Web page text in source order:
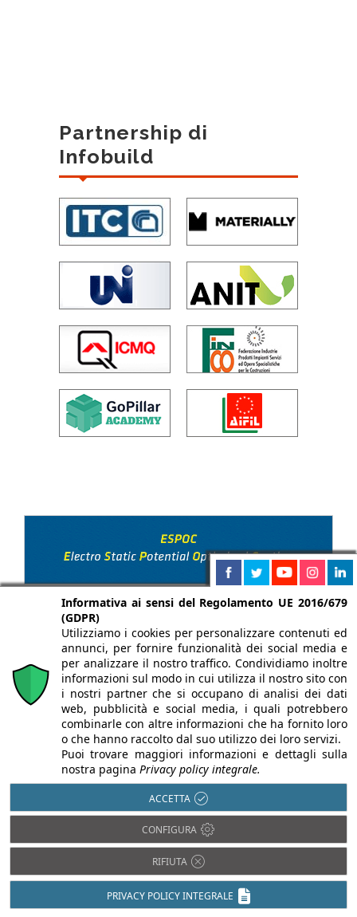
Partnership di
Infobuild
Chi siamo Autori Per la tua pubblicità
Iscriviti alla
newsletter
Infobuild è testata registrata presso il Tribunale di Milano al n° 63
dell’8/3/2013 - ISSN 2282-2267
Informativa ai sensi del Regolamento UE 2016/679
(GDPR)
Utilizziamo i cookies per personalizzare contenuti ed
annunci, per fornire funzionalità dei social media e
per analizzare il nostro traffico. Condividiamo inoltre
informazioni sul modo in cui utilizza il nostro sito con
i nostri partner che si occupano di analisi dei dati
web, pubblicità e social media, i quali potrebbero
combinarle con altre informazioni che ha fornito loro
o che hanno raccolto dal suo utilizzo dei loro servizi.
Puoi trovare maggiori informazioni e dettagli sulla
nostra pagina Privacy policy integrale.
ACCETTA
CONFIGURA
RIFIUTA
PRIVACY POLICY INTEGRALE